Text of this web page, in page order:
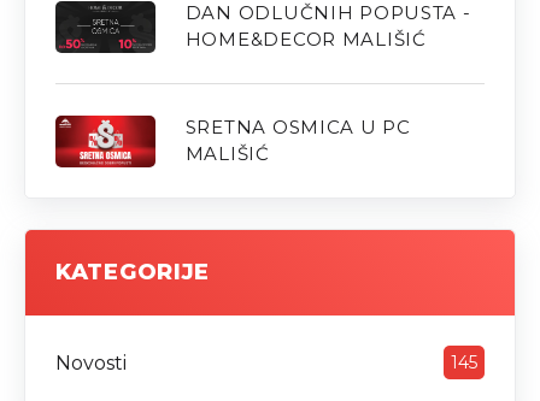
DAN ODLUČNIH POPUSTA -
HOME&DECOR MALIŠIĆ
SRETNA OSMICA U PC
MALIŠIĆ
KATEGORIJE
Novosti 145